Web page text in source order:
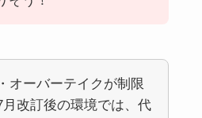
オーバーテイクが制限
月改訂後の環境では、代